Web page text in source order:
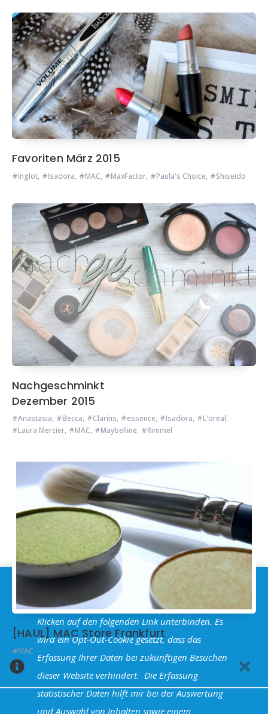
Favoriten März 2015
Inglot, Isadora, MAC, MaxFactor, Paula's Choice, Shiseido
Nachgeschminkt
Dezember 2015
Anastasia, Becca, Clarins, essence, Isadora, L'oreal,
Laura Mercier, MAC, Maybelline, Rimmel
[HAUL] MAC Store Frankfurt
MAC
Im Sinne der DSGVO: Die Erfassung Deiner Daten
durchGoogle Analytics
können Sie durch
Klicken auf den folgenden Link unterbinden. Es
wird ein Opt-Out-Cookie gesetzt, dass das
Erfassung Ihrer Daten bei zukünftigen Besuchen
dieser Website verhindert. Die Erfassung
statistischer Daten hilft mir bei der Auswertung
und Auswahl von Inhalten sowie einem